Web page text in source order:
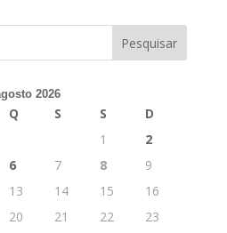
2026
Q S S
D
1
2
6 7 8
9
13 14 15
16
20 21 22
23